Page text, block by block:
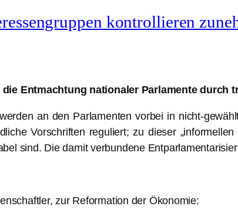
kontrollieren
Entmachtung nationaler Parlamente durch
an den Parlamenten vorbei in nicht-
Vorschriften reguliert; zu dieser
sind. Die damit verbundene
zur Reformation der Ökonomie: